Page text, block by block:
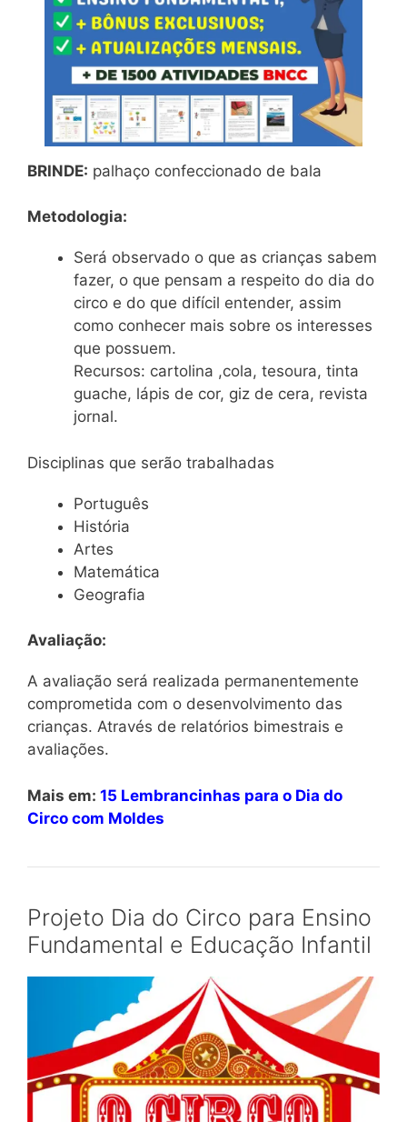
BRINDE: palhaço confeccionado de bala
Metodologia:
Será observado o que as crianças sabem
fazer, o que pensam a respeito do dia do
circo e do que difícil entender, assim
como conhecer mais sobre os interesses
que possuem.
Recursos: cartolina ,cola, tesoura, tinta
guache, lápis de cor, giz de cera, revista
jornal.
Disciplinas que serão trabalhadas
Português
História
Artes
Matemática
Geografia
Avaliação:
A avaliação será realizada permanentemente
comprometida com o desenvolvimento das
crianças. Através de relatórios bimestrais e
avaliações.
Mais em: 15 Lembrancinhas para o Dia do
Circo com Moldes
Projeto Dia do Circo para Ensino
Fundamental e Educação Infantil